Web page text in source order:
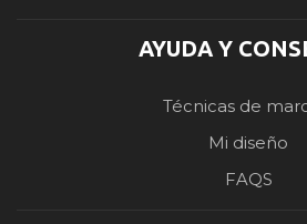
AYUDA Y
Técnicas de
Mi diseño
FAQS